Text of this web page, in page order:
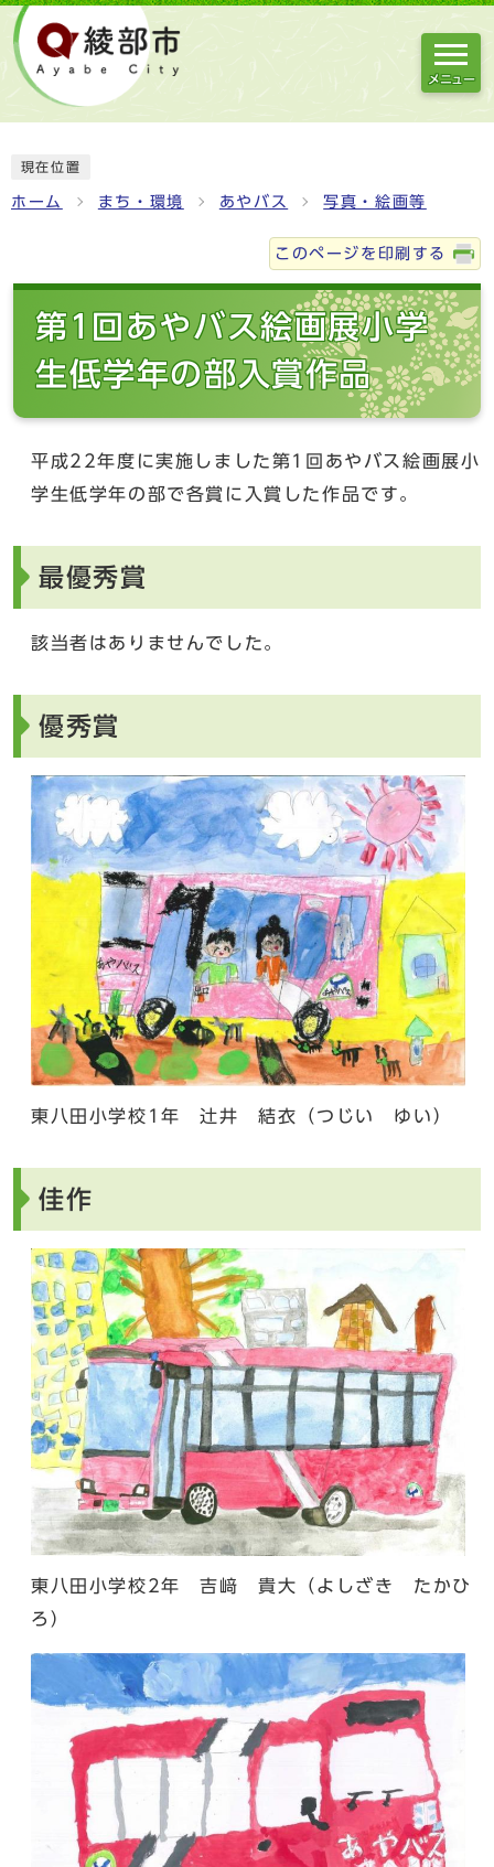
メニュー
現在位置
ホーム まち・環境 あやバス 写真・絵画等
このページを印刷する
第1回あやバス絵画展小学
生低学年の部入賞作品
平成22年度に実施しました第1回あやバス絵画展小
学生低学年の部で各賞に入賞した作品です。
最優秀賞
該当者はありませんでした。
優秀賞
東八田小学校1年 辻井 結衣（つじい ゆい）
佳作
東八田小学校2年 吉﨑 貴大（よしざき たかひ
ろ）